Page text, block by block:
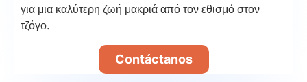
για μια καλύτερη ζωή μακριά από τον εθισμό στον
τζόγο.
Contáctanos